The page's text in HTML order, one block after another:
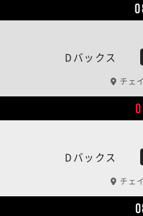
Dバックス
チェ
Dバックス
チェ